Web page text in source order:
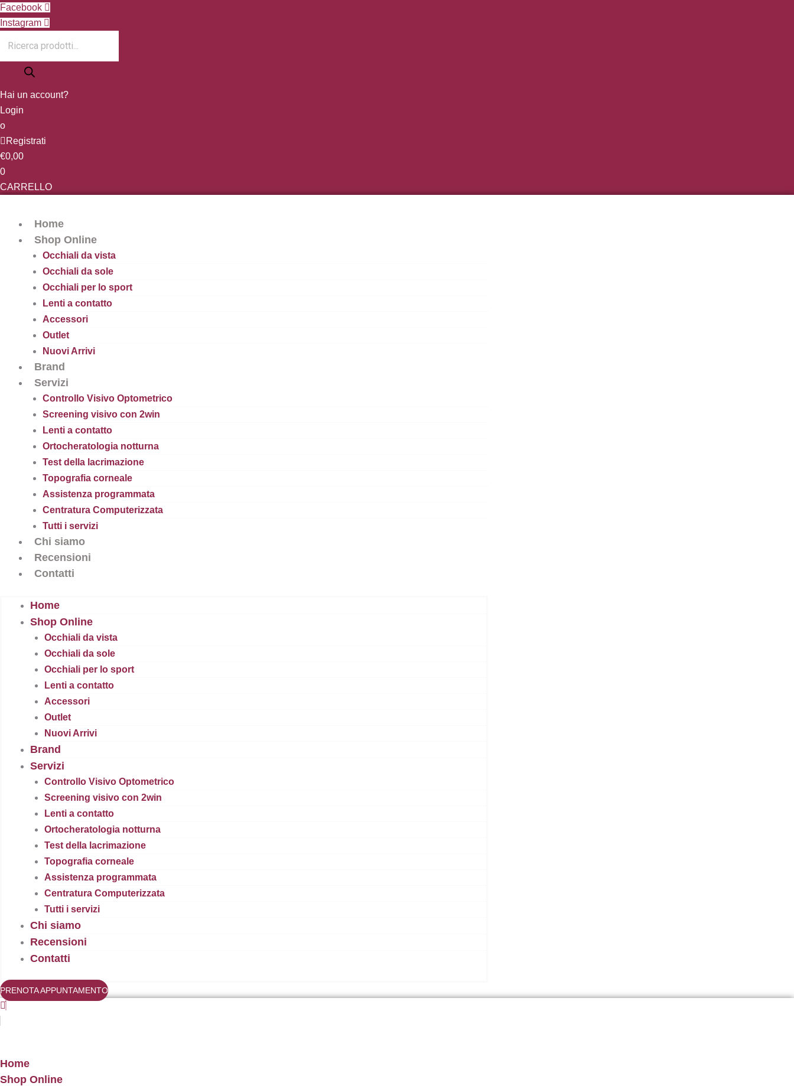
Vai
al
Facebook
Instagram
Products
search
Hai un account?
Login
o
Registrati
€0,00
0
CARRELLO
Home
Shop Online
Occhiali da vista
Occhiali da sole
Occhiali per lo sport
Lenti a contatto
Accessori
Outlet
Nuovi Arrivi
Brand
Servizi
Controllo Visivo Optometrico
Screening visivo con 2win
Lenti a contatto
Ortocheratologia notturna
Test della lacrimazione
Topografia corneale
Assistenza programmata
Centratura Computerizzata
Tutti i servizi
Chi siamo
Recensioni
Contatti
Home
Shop Online
Occhiali da vista
Occhiali da sole
Occhiali per lo sport
Lenti a contatto
Accessori
Outlet
Nuovi Arrivi
Brand
Servizi
Controllo Visivo Optometrico
Screening visivo con 2win
Lenti a contatto
Ortocheratologia notturna
Test della lacrimazione
Topografia corneale
Assistenza programmata
Centratura Computerizzata
Tutti i servizi
Chi siamo
Recensioni
Contatti
PRENOTA APPUNTAMENTO
Home
Shop Online